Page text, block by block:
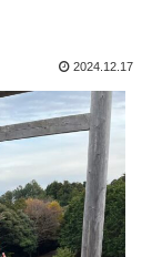
2024.12.17